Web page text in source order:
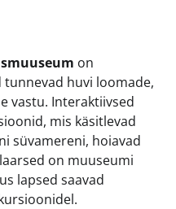
on
huvi loomade,
vastu. Interaktiivsed
mis käsitlevad
süvamereni, hoiavad
on muuseumi
lapsed saavad